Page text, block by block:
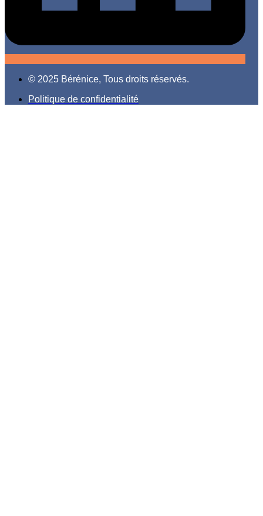
© 2025 Bérénice, Tous droits réservés.
Politique de confidentialité